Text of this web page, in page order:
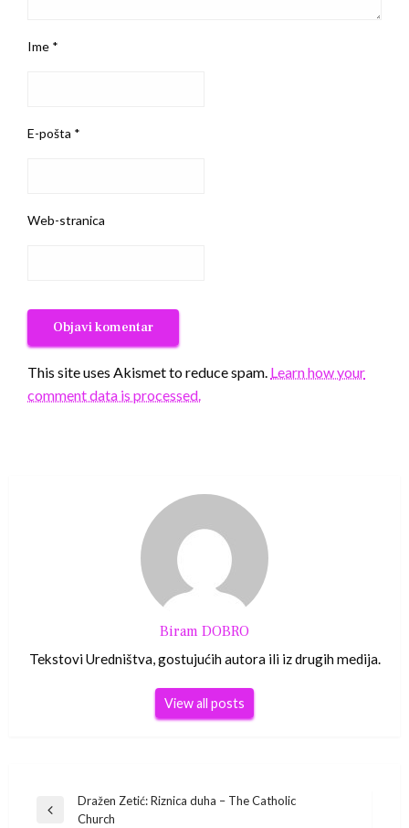
Ime *
E-pošta *
Web-stranica
This site uses Akismet to reduce spam. Learn how your
comment data is processed.
Biram DOBRO
Tekstovi Uredništva, gostujućih autora ili iz drugih medija.
View all posts
Navigacija
Previous
Dražen Zetić: Riznica duha – The Catholic
Church